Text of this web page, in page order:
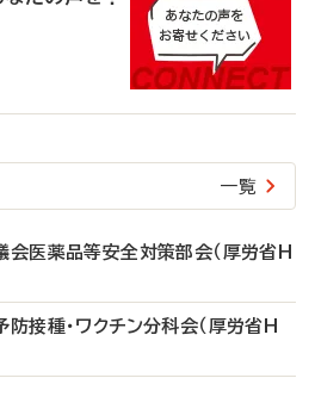
一覧
医薬品等安全対策部会（厚労省H
接種・ワクチン分科会（厚労省H